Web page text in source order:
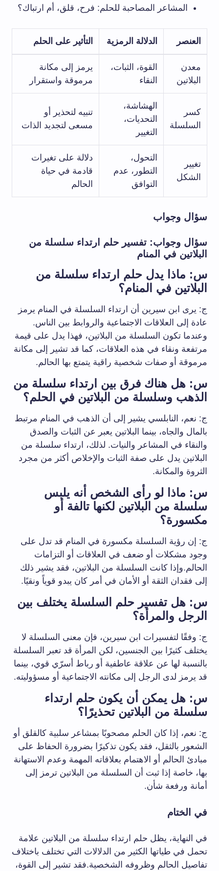
المشاعر المصاحبة للحلم: فرح، قلق، أم ارتباك؟
العنصر الدلالة الرمزية التأثير على الحلم
معدن
البلاتين
القوة، الثبات،
النقاء
يرمز إلى مكانة
مرموقة واستقرار
كسر
السلسلة
الهشاشة،
التحديات،
التغيير
تنبيه لتحذير أو
مسعى لتجديد الذات
تغيير
الشكل
التحول،
التطور، عدم
التوافق
دلالة على تغيرات
قادمة في حياة
الحالم
سؤال وجواب
سؤال وجواب: تفسير حلم ارتداء سلسلة من
البلاتين في المنام
س: ماذا يدل حلم ارتداء سلسلة من
البلاتين في المنام؟
ج: يرى ابن سيرين أن ارتداء السلسلة في المنام يرمز
عادة إلى العلاقات الاجتماعية والروابط بين الناس.
وعندما تكون السلسلة من البلاتين، فهذا يدل على قيمة
مرتفعة ونقاء في هذه العلاقات، كما قد تشير إلى مكانة
مرموقة أو صفات شخصية راقية يتمتع بها الحالم.
س: هل هناك فرق بين ارتداء سلسلة من
الذهب وسلسلة من البلاتين في الحلم؟
ج: نعم، النابلسي يشير إلى أن الذهب في المنام مرتبط
بالمال والجاه، بينما البلاتين يعبر عن الثبات والصدق
والنقاء في المشاعر والنيات. لذلك، ارتداء سلسلة من
البلاتين يدل على صفة الثبات والإخلاص أكثر من مجرد
الثروة والمكانة.
س: ماذا لو رأى الشخص أنه يلبس
سلسلة من البلاتين لكنها تالفة أو
مكسورة؟
ج: إن رؤية السلسلة مكسورة في المنام قد تدل على
وجود مشكلات أو ضعف في العلاقات أو التزامات
الحالم.وإذا كانت السلسلة من البلاتين، فقد يشير ذلك
إلى فقدان الثقة أو الأمان في أمر كان يبدو قوياً ونقيًا.
س: هل تفسير حلم السلسلة يختلف بين
الرجل والمرأة؟
ج: وفقًا لتفسيرات ابن سيرين، فإن معنى السلسلة لا
يختلف كثيرًا بين الجنسين، لكن المرأة قد تعبر السلسلة
بالنسبة لها عن علاقة عاطفية أو رباط أسرّي قوي، بينما
قد يرمز لدى الرجل إلى مكانته الاجتماعية أو مسؤوليته.
س: هل يمكن أن يكون حلم ارتداء
سلسلة من البلاتين تحذيرًا؟
ج: نعم، إذا كان الحلم مصحوبًا بمشاعر سلبية كالقلق أو
الشعور بالثقل، فقد يكون تذكيرًا بضرورة الحفاظ على
مبادئ الحالم أو الاهتمام بعلاقاته المهمة وعدم الاستهانة
بها، خاصة إذا ثبت أن السلسلة من البلاتين ترمز إلى
أمانة ورفعة شأن.
في الختام
في النهاية، يظل حلم ارتداء سلسلة من البلاتين علامة
تحمل في طياتها الكثير من الدلالات التي تختلف باختلاف
تفاصيل الحالم وظروفه الشخصية.فقد تشير إلى القوة،